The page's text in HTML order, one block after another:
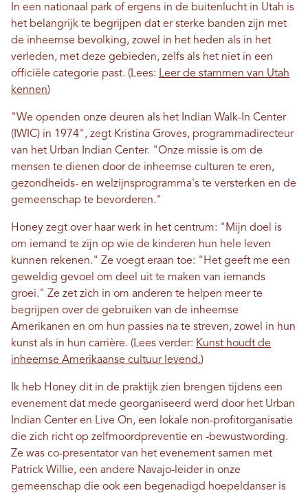
In een nationaal park of ergens in de buitenlucht in Utah is
het belangrijk te begrijpen dat er sterke banden zijn met
de inheemse bevolking, zowel in het heden als in het
verleden, met deze gebieden, zelfs als het niet in een
officiële categorie past. (Lees: Leer de stammen van Utah
kennen)
"We openden onze deuren als het Indian Walk-In Center
(IWIC) in 1974", zegt Kristina Groves, programmadirecteur
van het Urban Indian Center. "Onze missie is om de
mensen te dienen door de inheemse culturen te eren,
gezondheids- en welzijnsprogramma's te versterken en de
gemeenschap te bevorderen."
Honey zegt over haar werk in het centrum: "Mijn doel is
om iemand te zijn op wie de kinderen hun hele leven
kunnen rekenen." Ze voegt eraan toe: "Het geeft me een
geweldig gevoel om deel uit te maken van iemands
groei." Ze zet zich in om anderen te helpen meer te
begrijpen over de gebruiken van de inheemse
Amerikanen en om hun passies na te streven, zowel in hun
kunst als in hun carrière. (Lees verder: Kunst houdt de
inheemse Amerikaanse cultuur levend.)
Ik heb Honey dit in de praktijk zien brengen tijdens een
evenement dat mede georganiseerd werd door het Urban
Indian Center en Live On, een lokale non-profitorganisatie
die zich richt op zelfmoordpreventie en -bewustwording.
Ze was co-presentator van het evenement samen met
Patrick Willie, een andere Navajo-leider in onze
gemeenschap die ook een begenadigd hoepeldanser is